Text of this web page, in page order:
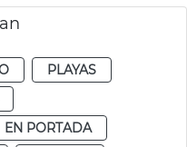
PLAYAS
EN PORTADA